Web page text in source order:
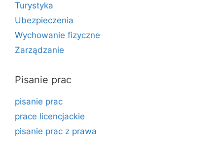
Turystyka
Ubezpieczenia
Wychowanie fizyczne
Zarządzanie
Pisanie prac
pisanie prac
prace licencjackie
pisanie prac z prawa